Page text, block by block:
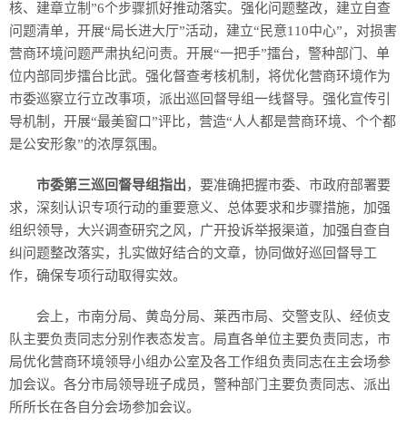
核、建章立制”6个步骤抓好推动落实。强化问题整改，建立自查
问题清单，开展“局长进大厅”活动，建立“民意110中心”，对损害
营商环境问题严肃执纪问责。开展“一把手”擂台，警种部门、单
位内部同步擂台比武。强化督查考核机制，将优化营商环境作为
市委巡察立行立改事项，派出巡回督导组一线督导。强化宣传引
导机制，开展“最美窗口”评比，营造“人人都是营商环境、个个都
是公安形象”的浓厚氛围。
市委第三巡回督导组指出，要准确把握市委、市政府部署要
求，深刻认识专项行动的重要意义、总体要求和步骤措施，加强
组织领导，大兴调查研究之风，广开投诉举报渠道，加强自查自
纠问题整改落实，扎实做好结合的文章，协同做好巡回督导工
作，确保专项行动取得实效。
会上，市南分局、黄岛分局、莱西市局、交警支队、经侦支
队主要负责同志分别作表态发言。局直各单位主要负责同志，市
局优化营商环境领导小组办公室及各工作组负责同志在主会场参
加会议。各分市局领导班子成员，警种部门主要负责同志、派出
所所长在各自分会场参加会议。